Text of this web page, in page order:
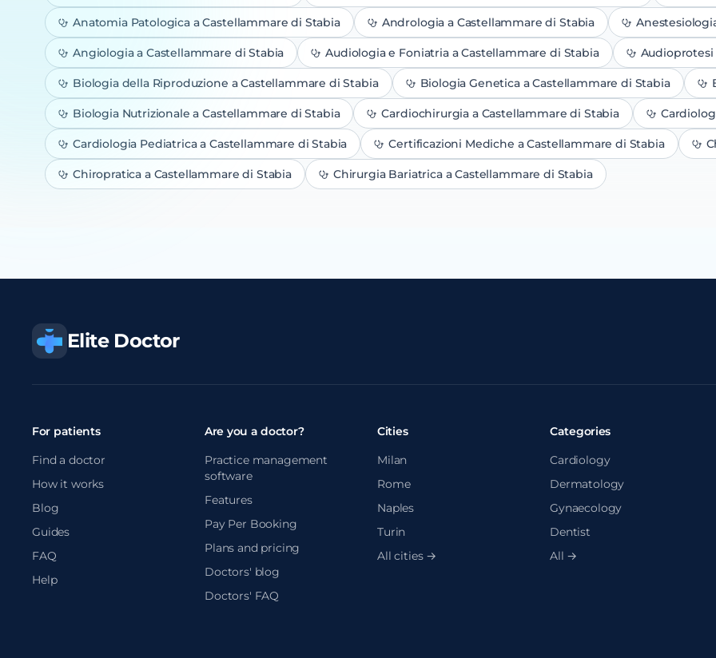
Anatomia Patologicaa Castellammare di Stabia Andrologia a Castellammare di Stabia
Angiologiaa Castellammare di Stabia Audiologia e Foniatriaa Castellammare di Stabia Audioprotesi
Biologia della Riproduzione a Castellammare di Stabia Biologia Geneticaa Castellammare di Stabia
Biologia Nutrizionale a Castellammare di Stabia Cardiochirurgia a Castellammare di Stabia
Cardiologia Pediatricaa Castellammare di Stabia Certificazioni Mediche a Castellammare di Stabia
Chiropratica a Castellammare di Stabia Chirurgia Bariatricaa Castellammare di Stabia
Elite Doctor
For patients
Find a doctor
How it works
Blog
Guides
FAQ
Help
Are you a doctor?
Practice management
software
Features
Pay Per Booking
Plans and pricing
Doctors' blog
Doctors' FAQ
Cities
Milan
Rome
Naples
Turin
All cities →
Categories
Cardiology
Dermatology
Gynaecology
Dentist
All →